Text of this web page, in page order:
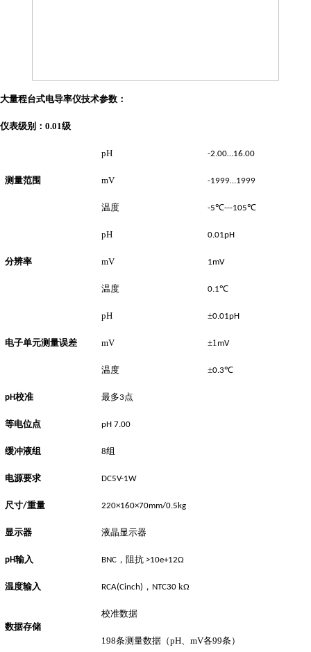
大量程台式电导率仪技术参数：
仪表级别： 0.01级
测量范围
pH -2.00…16.00
mV -1999…1999
温度 -5℃---105℃
分辨率
pH 0.01pH
mV 1mV
温度 0.1℃
电子单元测量误差
pH ±0.01pH
mV ±1mV
温度 ±0.3℃
pH校准 最多3点
等电位点 pH 7.00
缓冲液组 8组
电源要求 DC5V-1W
尺寸/重量 220×160×70mm/0.5kg
显示器 液晶显示器
pH输入 BNC ，阻抗 >10e+12Ω
温度输入 RCA(Cinch) ， NTC30 kΩ
数据存储
校准数据
198条测量数据（pH、mV各99条）